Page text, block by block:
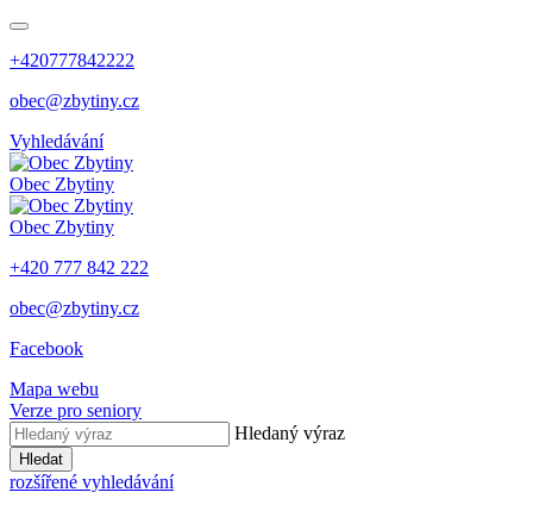
+420777842222
obec@zbytiny.cz
Vyhledávání
Obec Zbytiny
Obec Zbytiny
+420 777 842 222
obec@zbytiny.cz
Facebook
Mapa webu
Verze pro seniory
Hledaný výraz
Hledat
rozšířené vyhledávání